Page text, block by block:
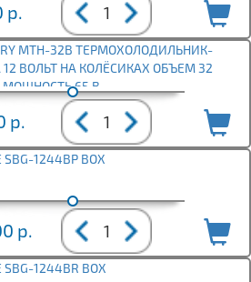
р.
MTH-32В ТЕРМОХОЛОДИЛЬНИК-
ВОЛЬТ НА КОЛЁСИКАХ ОБЪЕМ 32
МОЩНОСТЬ 65 В
р.
SBG-1244BP BOX
р.
SBG-1244BR BOX